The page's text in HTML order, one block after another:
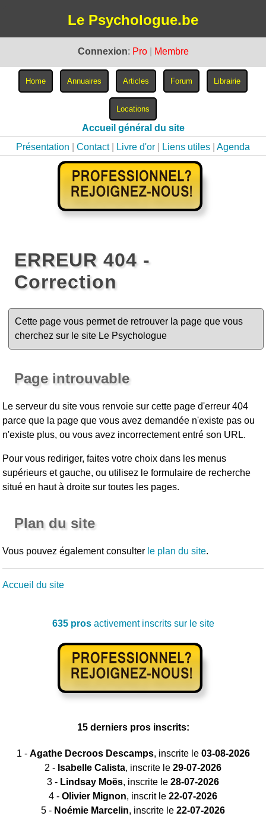
Le Psychologue.be
Connexion: Pro Membre
Accueil général du site
Présentation
Contact Livre d'or Liens utiles Agenda
ERREUR 404 -
Correction
Cette page vous permet de retrouver la page que vous
cherchez sur le site Le Psychologue
Page introuvable
Le serveur du site vous renvoie sur cette page d'erreur 404
parce que la page que vous avez demandée n'existe pas ou
n'existe plus, ou vous avez incorrectement entré son URL.
Pour vous rediriger, faites votre choix dans les menus
supérieurs et gauche, ou utilisez le formulaire de recherche
situé en haut à droite sur toutes les pages.
Plan du site
Vous pouvez également consulter le plan du site.
Accueil du site
635 prosactivement inscrits sur le site
15 derniers pros inscrits:
1 - Agathe Decroos Descamps, inscrite le 03-08-2026
2 - Isabelle Calista, inscrite le 29-07-2026
3 - Lindsay Moës, inscrite le 28-07-2026
4 - Olivier Mignon, inscrit le 22-07-2026
5 - Noémie Marcelin, inscrite le 22-07-2026